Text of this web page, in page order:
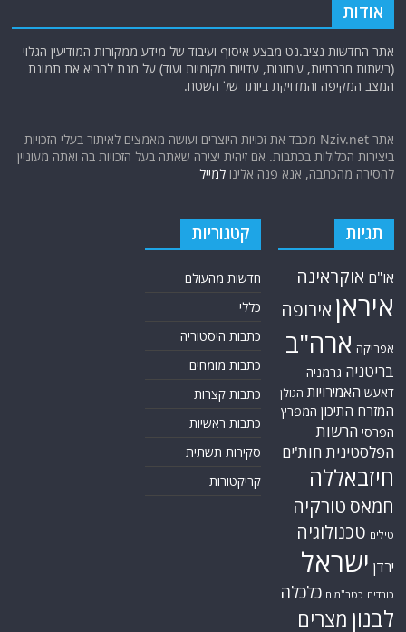
אודות
אתר החדשות נציב.נט מבצע איסוף ועיבוד של מידע ממקורות המודיעין הגלוי
(רשתות חברתיות, עיתונות, עדויות מקומיות ועוד) על מנת להביא את תמונת
המצב המקיפה והמדויקת ביותר של השטח.
אתר Nziv.net מכבד את זכויות היוצרים ועושה מאמצים לאיתור בעלי הזכויות
ביצירות הכלולות בכתבות. אם זיהית יצירה שאתה בעל הזכויות בה ואתה מעוניין
להסירה מהכתבה, אנא פנה אלינולמייל
תגיות
או"ם אוקראינה
איראן אירופה
אפריקה ארה"ב
בריטניה גרמניה
דאעש האמירויות הגולן
המזרח התיכון המפרץ
הפרסי הרשות
הפלסטינית חות'ים
חיזבאללה
חמאס טורקיה
טילים טכנולוגיה
ירדן ישראל
כורדים כטב"מים כלכלה
לבנון מצרים
קטגוריות
חדשות מהעולם
כללי
כתבות היסטוריה
כתבות מומחים
כתבות קצרות
כתבות ראשיות
סקירות תשתית
קריקטורות